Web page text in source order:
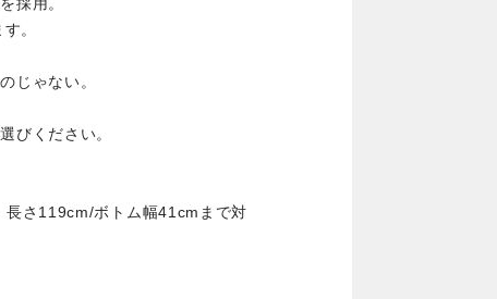
。
じゃない。
びください。
長さ119cm/ボトム幅41cmまで対